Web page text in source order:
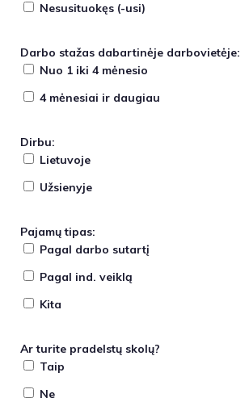
Nesusituokęs (-usi)
Darbo stažas dabartinėje darbovietėje:
Nuo 1 iki 4 mėnesio
4 mėnesiai ir daugiau
Dirbu:
Lietuvoje
Užsienyje
Pajamų tipas:
Pagal darbo sutartį
Pagal ind. veiklą
Kita
Ar turite pradelstų skolų?
Taip
Ne